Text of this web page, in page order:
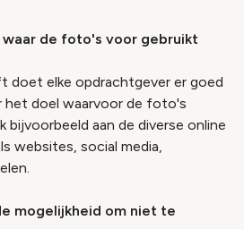
waar de foto's voor gebruikt
elke opdrachtgever er goed
het doel waarvoor de foto's
bijvoorbeeld aan de diverse online
websites, social media,
mogelijkheid om niet te